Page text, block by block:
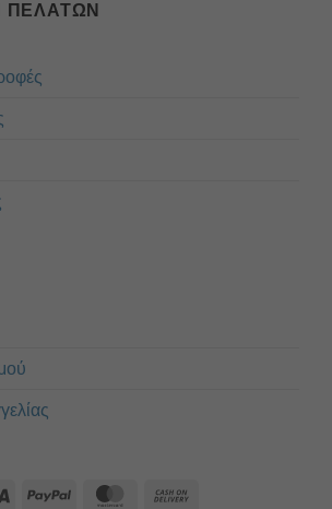
ΠΕΛΑΤΏΝ